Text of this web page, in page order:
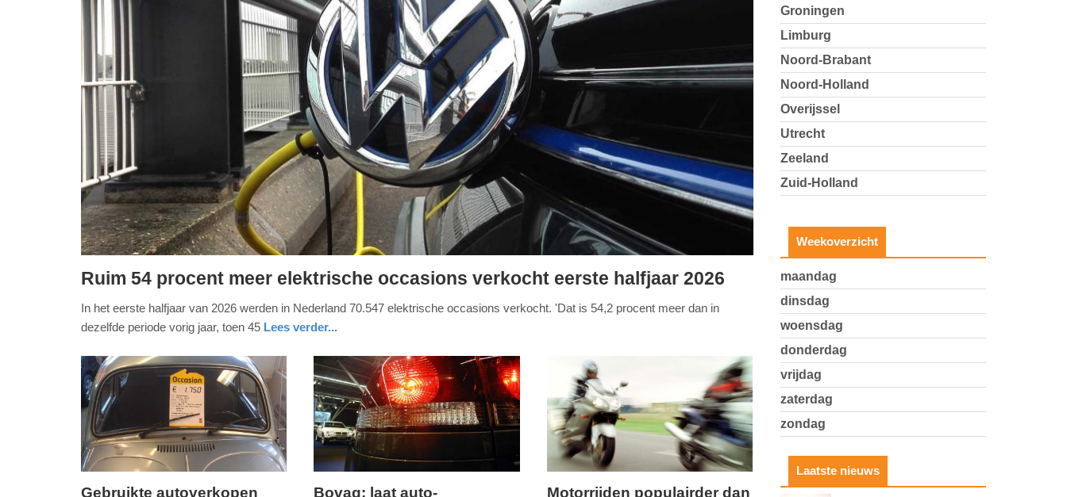
2.
juli
-
18:57
Update:
02-
07-
2026
Ruim 54 procent meer elektrische occasions verkocht eerste halfjaar 2026
In het eerste halfjaar van 2026 werden in Nederland 70.547 elektrische occasions verkocht. 'Dat is 54,2 procent meer dan in
dezelfde periode vorig jaar, toen 45 Lees verder...
Gebruikte autoverkopen
Bovag: laat auto-
Motorrijden populairder dan
Groningen
Limburg
Noord-Brabant
Noord-Holland
Overijssel
Utrecht
Zeeland
Zuid-Holland
Weekoverzicht
maandag
dinsdag
woensdag
donderdag
vrijdag
zaterdag
zondag
Laatste nieuws